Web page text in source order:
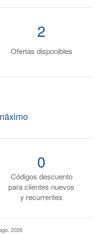
Ofertas disponibles
2
Códigos descuento
para clientes nuevos
y recurrentes
0
2026